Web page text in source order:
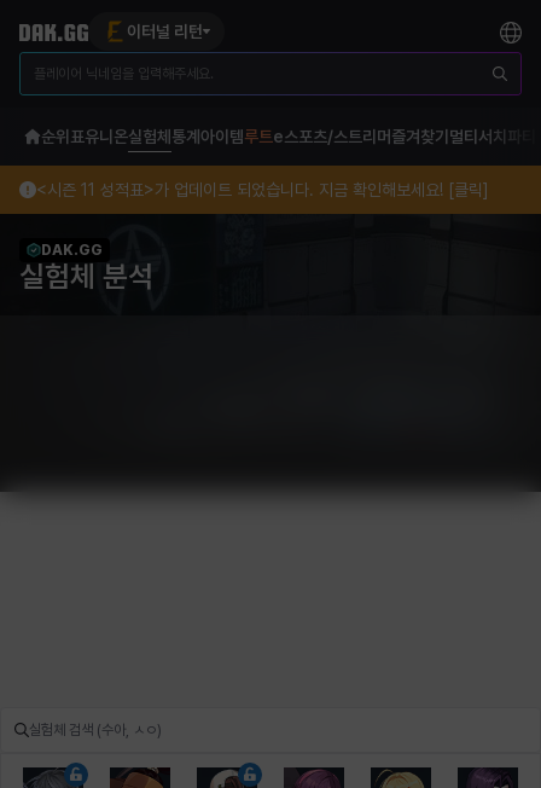
이터널 리턴
순위표유니온실험체 통계 아이템루트e스포츠/스트리머 즐겨찾기 멀티서치 파티
<시즌 11 성적표>가 업데이트 되었습니다. 지금 확인해보세요! [클릭]
DAK.GG
실험체 분석